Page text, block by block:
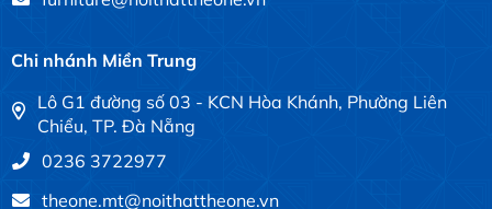
Chi nhánh Miền Trung
Lô G1 đường số 03 - KCN Hòa Khánh, Phường Liên
Chiểu, TP. Đà Nẵng
0236 3722977
theone.mt@noithattheone.vn